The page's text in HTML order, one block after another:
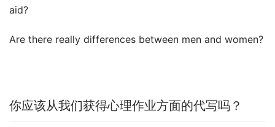
aid?
Are there really differences between men and women?
你应该从我们获得心理作业方面的代写吗？